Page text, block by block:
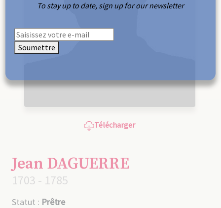
Télécharger
Jean DAGUERRE
1703 - 1785
Statut : Prêtre
To stay up to date, sign up for our newsletter
Soumettre